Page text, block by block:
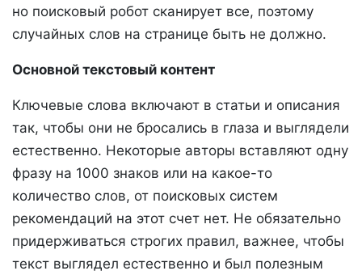
но поисковый робот сканирует все, поэтому
случайных слов на странице быть не должно.
Основной текстовый контент
Ключевые слова включают в статьи и описания
так, чтобы они не бросались в глаза и выглядели
естественно. Некоторые авторы вставляют одну
фразу на 1000 знаков или на какое-то
количество слов, от поисковых систем
рекомендаций на этот счет нет. Не обязательно
придерживаться строгих правил, важнее, чтобы
текст выглядел естественно и был полезным